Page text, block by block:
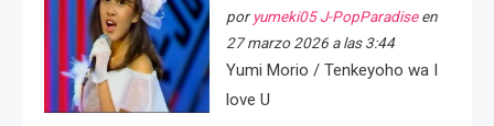
por yumeki05 J-PopParadiseen
27 marzo 2026 a las 3:44
Yumi Morio / Tenkeyoho wa I
love U